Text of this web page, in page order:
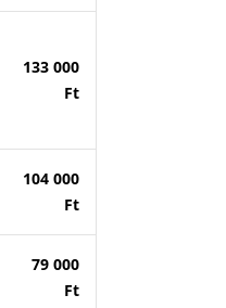
133 000
Ft
104 000
Ft
79 000
Ft